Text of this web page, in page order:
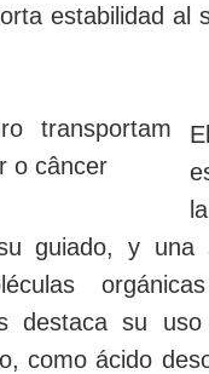
estabilidad al
guiado, y
destaca su
como ácido